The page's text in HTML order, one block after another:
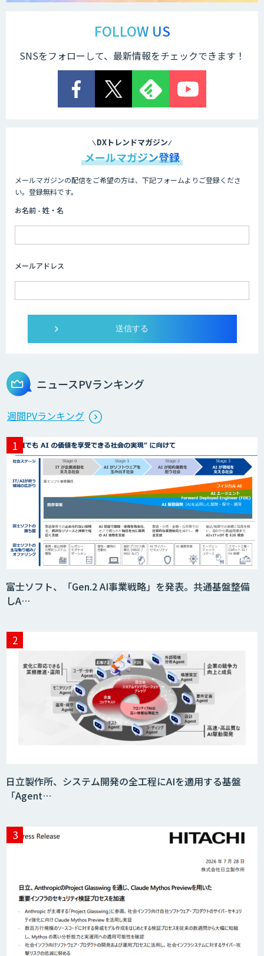
FOLLOW US
SNSをフォローして、最新情報をチェックできます！
DXトレンドマガジン
メールマガジン登録
メールマガジンの配信をご希望の方は、下記フォームよりご登録くださ
い。登録無料です。
お名前 - 姓・名
メールアドレス
ニュースPVランキング
週間PVランキング
富士ソフト、「Gen.2 AI事業戦略」を発表。共通基盤整備
しA…
日立製作所、システム開発の全工程にAIを適用する基盤
「Agent…